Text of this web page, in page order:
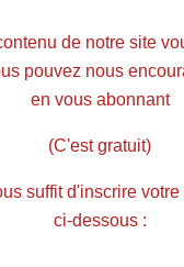
de notre site
pouvez nous
en vous abonnant
(C'est gratuit)
suffit d'inscrire votre
ci-dessous :